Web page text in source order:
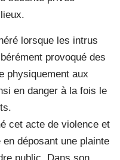
lorsque les intrus
provoqué des
physiquement aux
en danger à la fois le
cet acte de violence et
déposant une plainte
public. Dans son